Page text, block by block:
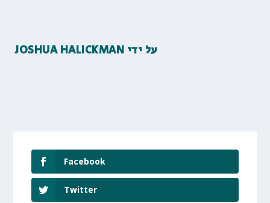
על ידי JOSHUA HALICKMAN
Facebook
Twitter